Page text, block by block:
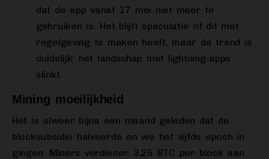
dat de app vanaf 17 mei niet meer te
gebruiken is. Het blijft speculatie of dit met
regelgeving te maken heeft, maar de trend is
duidelijk: het landschap met lightning-apps
slinkt.
Mining moeilijkheid
Het is alweer bijna een maand geleden dat de
blocksubsidie halveerde en we het vijfde epoch in
gingen. Miners verdienen 3,25 BTC per block aan